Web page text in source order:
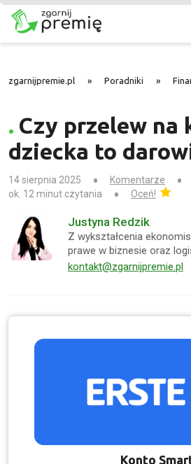
zgarnijpremie.pl » Poradniki »
Czy przelew na
dziecka to
14 sierpnia 2025
Komentarze
ok. 12 minut czytania
Oceń!
Justyna Redzik
Z wykształcenia
prawe w biznesie oraz
kontakt@zgarnijpremie.pl
Konto